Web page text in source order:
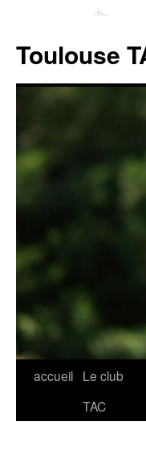
Toulouse
Aller
accueil Le club
TAC